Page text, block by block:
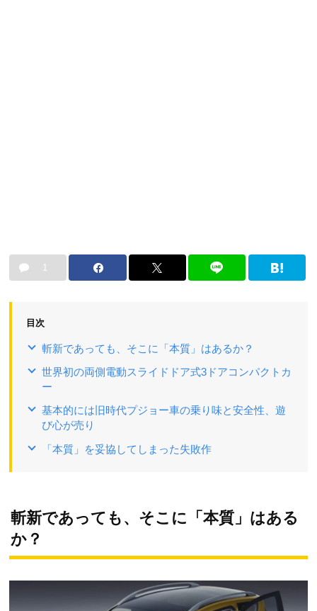
1
目次
斬新であっても、そこに「本質」はあるか？
世界初の両側電動スライドドア式3ドアコンパクトカ
ー
基本的には旧時代プジョー車の乗り味と安全性、遊
び心が売り
「本質」を妥協してしまった失敗作
斬新であっても、そこに「本質」はある
か？